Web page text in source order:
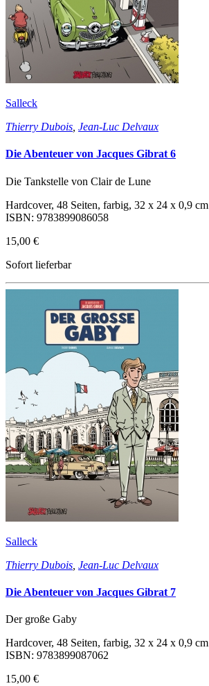
Salleck
Thierry Dubois Jean-Luc Delvaux
Die Abenteuer von Jacques Gibrat 6
Die Tankstelle von Clair de Lune
Hardcover, 48 Seiten, farbig, 32 x 24 x 0,9 cm
ISBN: 9783899086058
15,00 €
Sofort lieferbar
Salleck
Thierry Dubois Jean-Luc Delvaux
Die Abenteuer von Jacques Gibrat 7
Der große Gaby
Hardcover, 48 Seiten, farbig, 32 x 24 x 0,9 cm
ISBN: 9783899087062
15,00 €